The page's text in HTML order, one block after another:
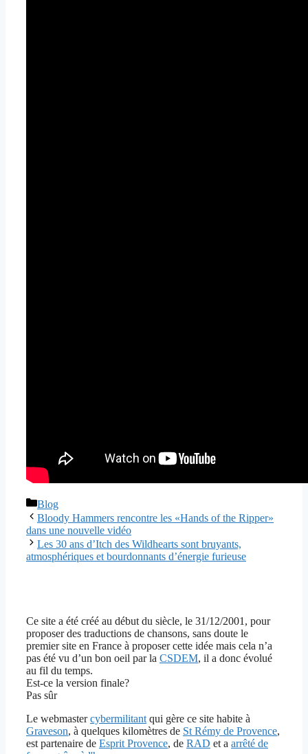
Catégories
Blog
Bloody Hammers rencontre les «Hands of the Ripper»
dans une nouvelle vidéo
Les 30 ans d’Itch des Wildhearts sont bruyants,
atmosphériques et bourdonnants d’énergie furieuse
Ce site a été créé au début du siècle, le 31/12/2001, pour
proposer des traductions de chansons, sans doute le
premier site en France à proposer cette idée mais cela n’a
pas été vu d’un bon oeil par la CSDEM, il a donc évolué
au fil du temps.
Est-ce la version finale?
Pas sûr
Le webmastercybermilitant qui gère ce site habite à
Graveson, à quelques kilomètres de St Rémy de Provence,
est partenaire de Esprit Provence, de RAD et a arrêté de